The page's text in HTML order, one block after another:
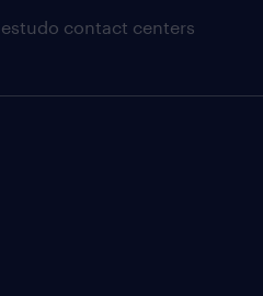
estudo contact centers